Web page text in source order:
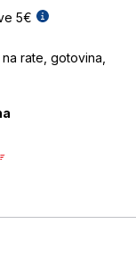
5€
rate, gotovina,